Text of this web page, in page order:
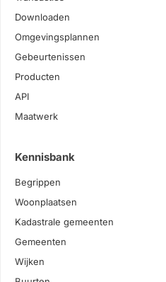
Downloaden
Omgevingsplannen
Gebeurtenissen
Producten
API
Maatwerk
Kennisbank
Begrippen
Woonplaatsen
Kadastrale gemeenten
Gemeenten
Wijken